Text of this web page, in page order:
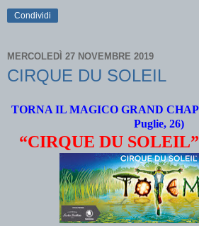
Condividi
MERCOLEDÌ 27 NOVEMBRE 2019
CIRQUE DU SOLEIL
TORNA IL MAGICO GRAND
Puglie, 26)
“CIRQUE DU SOLEIL”